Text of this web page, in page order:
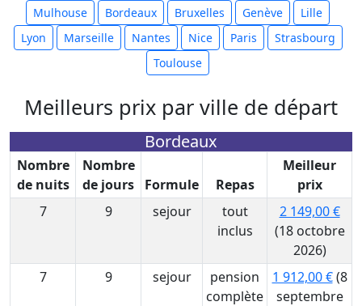
Mulhouse Bordeaux Bruxelles Genève
Lille
Lyon
Marseille Nantes Nice Paris
Strasbourg
Toulouse
Meilleurs prix par ville de départ
Bordeaux
Nombre
de nuits
Nombre
de jours
Formule Repas
Meilleur
prix
7
9 sejour
tout
inclus
2 149,00 €
(18 octobre
2026)
7
9 sejour
pension
complète
1 912,00 €(8
septembre